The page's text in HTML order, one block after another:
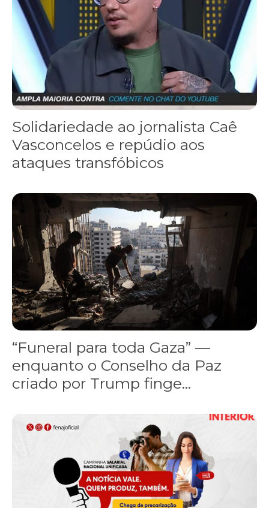
Solidariedade ao jornalista Caê
Vasconcelos e repúdio aos
ataques transfóbicos
“Funeral para toda Gaza” — enquanto o Conselho da Paz
“Funeral para toda Gaza” —
enquanto o Conselho da Paz
criado por Trump finge...
Assinada nova CCT de jornais e revistas do interior